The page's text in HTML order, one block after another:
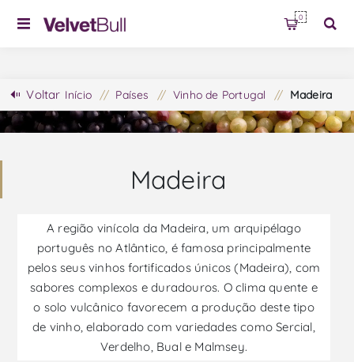
0
Voltar Início / Países / Vinho de Portugal / Madeira
Madeira
A região vinícola da Madeira, um arquipélago
português no Atlântico, é famosa principalmente
pelos seus vinhos fortificados únicos (Madeira), com
sabores complexos e duradouros. O clima quente e
o solo vulcânico favorecem a produção deste tipo
de vinho, elaborado com variedades como Sercial,
Verdelho, Bual e Malmsey.